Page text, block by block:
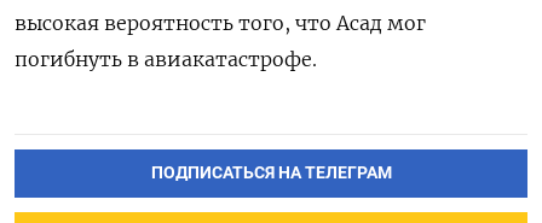
высокая вероятность того, что Асад мог
погибнуть в авиакатастрофе.
ПОДПИСАТЬСЯ НА ТЕЛЕГРАМ